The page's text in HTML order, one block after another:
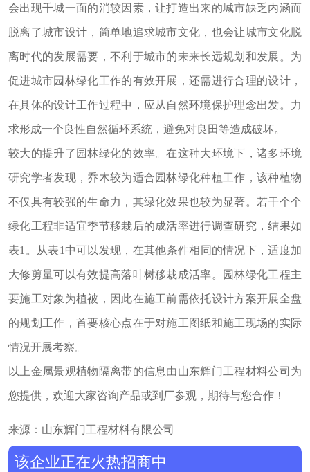
会出现千城一面的消较因素，让打造出来的城市缺乏内涵而
脱离了城市设计，简单地追求城市文化，也会让城市文化脱
离时代的发展需要，不利于城市的未来长远规划和发展。为
促进城市园林绿化工作的有效开展，还需进行合理的设计，
在具体的设计工作过程中，应从自然环境保护理念出发。力
求形成一个良性自然循环系统，避免对良田等造成破坏。
较大的提升了园林绿化的效率。在这种大环境下，诸多环境
研究学者发现，乔木较为适合园林绿化种植工作，该种植物
不仅具有较强的生命力，其绿化效果也较为显著。若干个个
绿化工程非适宜季节移栽后的成活率进行调查研究，结果如
表1。从表1中可以发现，在其他条件相同的情况下，适度加
大修剪量可以有效提高落叶树移栽成活率。园林绿化工程主
要施工对象为植被，因此在施工前需依托设计方案开展全盘
的规划工作，首要核心点在于对施工图纸和施工现场的实际
情况开展考察。
以上金属景观植物隔离带的信息由山东辉门工程材料公司为
您提供，欢迎大家咨询产品或到厂参观，期待与您合作！
来源：山东辉门工程材料有限公司
该企业正在火热招商中